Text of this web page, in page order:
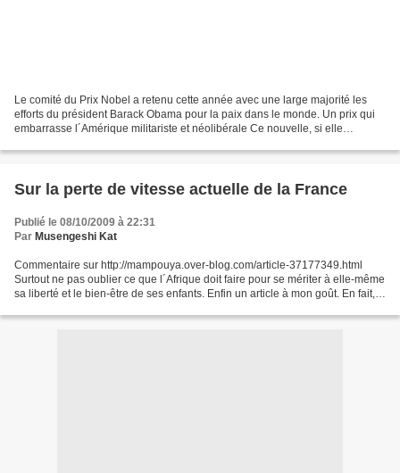
Le comité du Prix Nobel a retenu cette année avec une large majorité les
efforts du président Barack Obama pour la paix dans le monde. Un prix qui
embarrasse l´Amérique militariste et néolibérale Ce nouvelle, si elle
Sur la perte de vitesse actuelle de la France
Publié le 08/10/2009 à 22:31
Par Musengeshi Kat
Commentaire sur http://mampouya.over-blog.com/article-37177349.html
Surtout ne pas oublier ce que l´Afrique doit faire pour se mériter à elle-même
sa liberté et le bien-être de ses enfants. Enfin un article à mon goût. En fait, c